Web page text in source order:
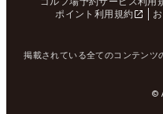
ポイント利用規約
掲載されている全てのコンテンツ
©